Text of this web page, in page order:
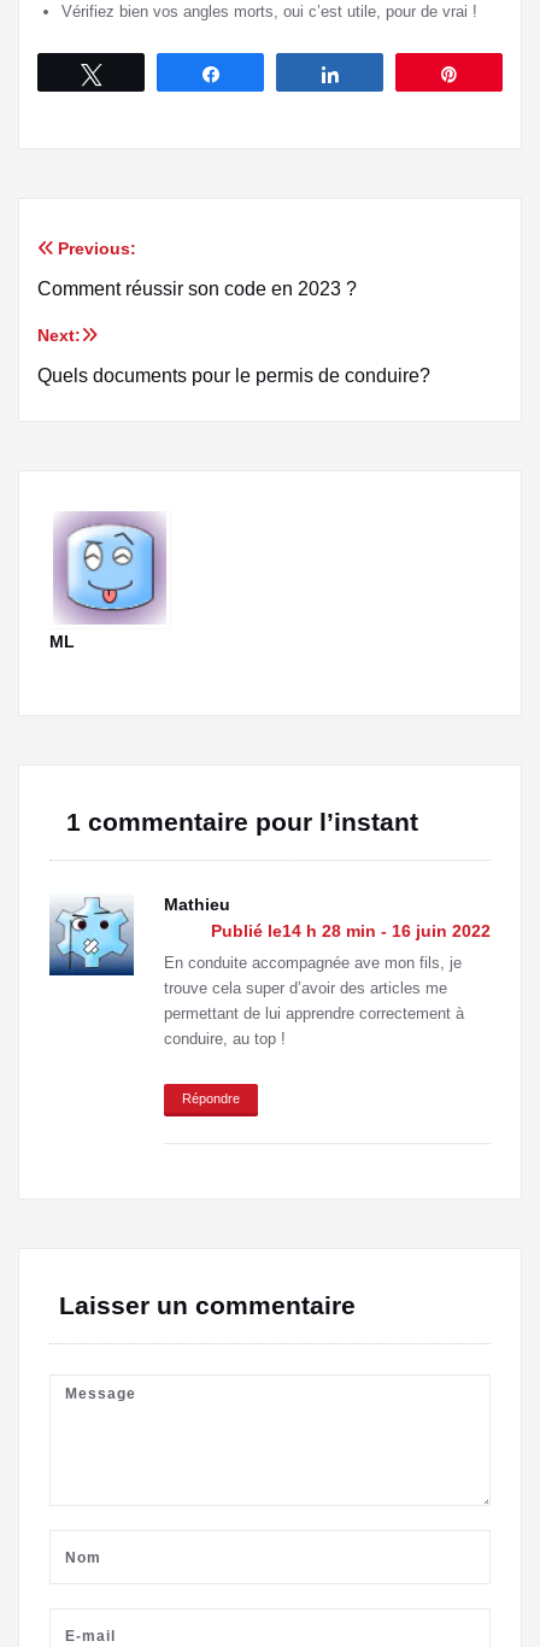
Vérifiez bien vos angles morts, oui c’est utile, pour de vrai !
Navigation
l’article
Previous:
Comment réussir son code en 2023 ?
Next:
Quels documents pour le permis de conduire?
ML
1 commentaire pour l’instant
Mathieu
Publié le14 h 28 min - 16 juin 2022
En conduite accompagnée ave mon fils, je
trouve cela super d’avoir des articles me
permettant de lui apprendre correctement à
conduire, au top !
Répondre
Laisser un commentaire